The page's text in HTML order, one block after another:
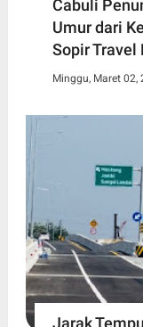
Cabuli
Umur dari
Sopir
Minggu, Maret 02,
Jarak